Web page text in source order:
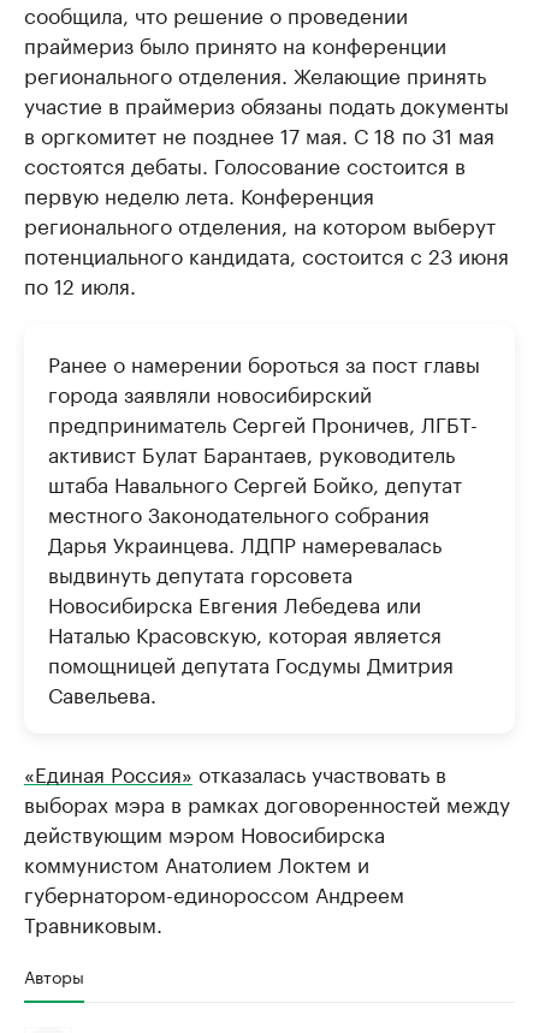
сообщила, что решение о проведении
праймериз было принято на конференции
регионального отделения. Желающие принять
участие в праймериз обязаны подать документы
в оргкомитет не позднее 17 мая. С 18 по 31 мая
состоятся дебаты. Голосование состоится в
первую неделю лета. Конференция
регионального отделения, на котором выберут
потенциального кандидата, состоится с 23 июня
по 12 июля.
Ранее о намерении бороться за пост главы
города заявляли новосибирский
предприниматель Сергей Проничев, ЛГБТ-
активист Булат Барантаев, руководитель
штаба Навального Сергей Бойко, депутат
местного Законодательного собрания
Дарья Украинцева. ЛДПР намеревалась
выдвинуть депутата горсовета
Новосибирска Евгения Лебедева или
Наталью Красовскую, которая является
помощницей депутата Госдумы Дмитрия
Савельева.
«Единая Россия» отказалась участвовать в
выборах мэра в рамках договоренностей между
действующим мэром Новосибирска
коммунистом Анатолием Локтем и
губернатором-единороссом Андреем
Травниковым.
Авторы